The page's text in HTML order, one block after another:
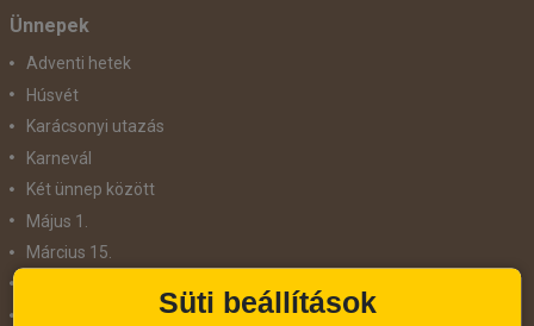
Ünnepek
Adventi hetek
Húsvét
Karácsonyi utazás
Karnevál
Két ünnep között
Május 1.
Március 15.
Süti beállítások